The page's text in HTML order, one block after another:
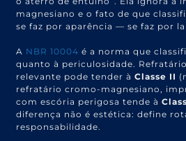
magnesiano e o fato de que
se faz por aparência — se faz por
A NBR 10004 é a norma que
quanto à periculosidade.
relevante pode tender àClasse II
refratário cromo-magnesiano,
com escória perigosa tende à
diferença não é estética: define
responsabilidade.